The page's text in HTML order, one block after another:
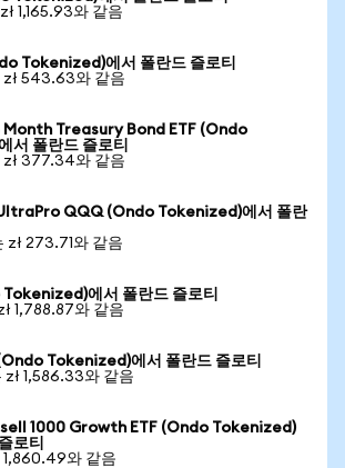
1,165.93와 같음
Tokenized)에서 폴란드 즐로티
zł 543.63와 같음
Treasury Bond ETF (Ondo
서 폴란드 즐로티
zł 377.34와 같음
QQQ (Ondo Tokenized)에서 폴란
zł 273.71와 같음
에서 폴란드 즐로티
1,788.87와 같음
Tokenized)에서 폴란드 즐로티
zł 1,586.33와 같음
1000 Growth ETF (Ondo Tokenized)
로티
1,860.49와 같음